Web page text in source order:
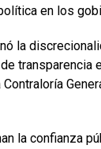
en los
la
transparencia
la confianza